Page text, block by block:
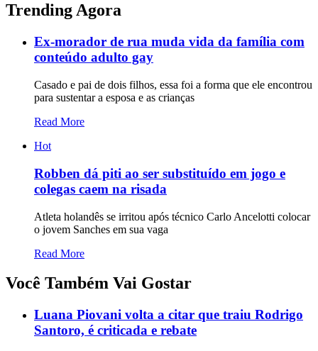
Trending Agora
Ex-morador de rua muda vida da família com
conteúdo adulto gay
Casado e pai de dois filhos, essa foi a forma que ele encontrou
para sustentar a esposa e as crianças
Read More
Hot
Robben dá piti ao ser substituído em jogo e
colegas caem na risada
Atleta holandês se irritou após técnico Carlo Ancelotti colocar
o jovem Sanches em sua vaga
Read More
Você Também Vai Gostar
Luana Piovani volta a citar que traiu Rodrigo
Santoro, é criticada e rebate